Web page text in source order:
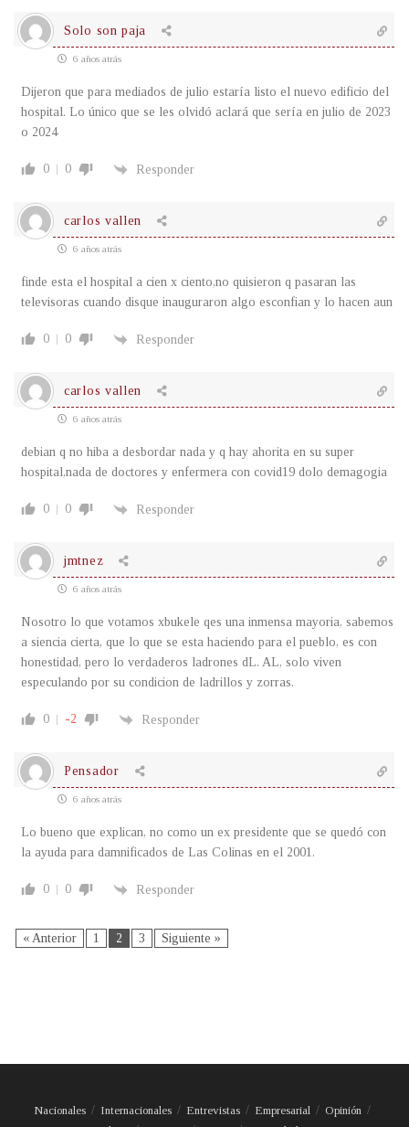
Solo son paja
6 años atrás
Dijeron que para mediados de julio estaría listo el nuevo edificio del
hospital. Lo único que se les olvidó aclará que sería en julio de 2023
o 2024
0 0 Responder
carlos vallen
6 años atrás
finde esta el hospital a cien x ciento,no quisieron q pasaran las
televisoras cuando disque inauguraron algo esconfian y lo hacen aun
0 0 Responder
carlos vallen
6 años atrás
debian q no hiba a desbordar nada y q hay ahorita en su super
hospital,nada de doctores y enfermera con covid19 dolo demagogia
0 0 Responder
jmtnez
6 años atrás
Nosotro lo que votamos xbukele qes una inmensa mayoria, sabemos
a siencia cierta, que lo que se esta haciendo para el pueblo, es con
honestidad, pero lo verdaderos ladrones dL. AL, solo viven
especulando por su condicion de ladrillos y zorras.
0 -2 Responder
Pensador
6 años atrás
Lo bueno que explican, no como un ex presidente que se quedó con
la ayuda para damnificados de Las Colinas en el 2001.
0 0 Responder
« Anterior 1 2 3 Siguiente »
Nacionales Internacionales Entrevistas Empresarial
Opinión